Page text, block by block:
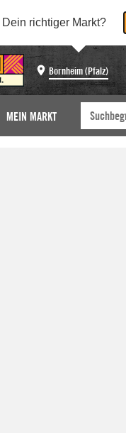
Dein richtiger Markt?
Bornheim (Pfalz)
MEIN MARKT